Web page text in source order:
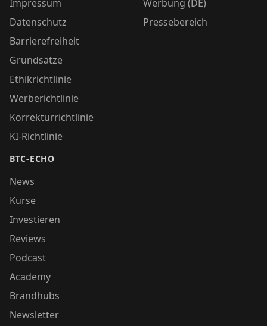
Impressum
Datenschutz
Barrierefreiheit
Grundsätze
Ethikrichtlinie
Werberichtlinie
Korrekturrichtlinie
KI-Richtlinie
BTC-ECHO
News
Kurse
Investieren
Reviews
Podcast
Academy
Brandhubs
Newsletter
Werbung (DE)
Pressebereich